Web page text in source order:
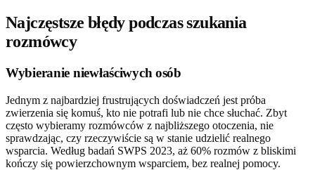
Najczęstsze błędy podczas szukania
rozmówcy
Wybieranie niewłaściwych osób
Jednym z najbardziej frustrujących doświadczeń jest próba
zwierzenia się komuś, kto nie potrafi lub nie chce słuchać. Zbyt
często wybieramy rozmówców z najbliższego otoczenia, nie
sprawdzając, czy rzeczywiście są w stanie udzielić realnego
wsparcia. Według badań SWPS 2023, aż 60% rozmów z bliskimi
kończy się powierzchownym wsparciem, bez realnej pomocy.